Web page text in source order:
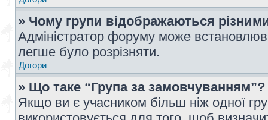
» Чому групи відображаються
Адміністратор форуму може
легше було розрізняти.
Догори
» Що таке “Група за замовчуванням”?
Якщо ви є учасником більш ніж одної